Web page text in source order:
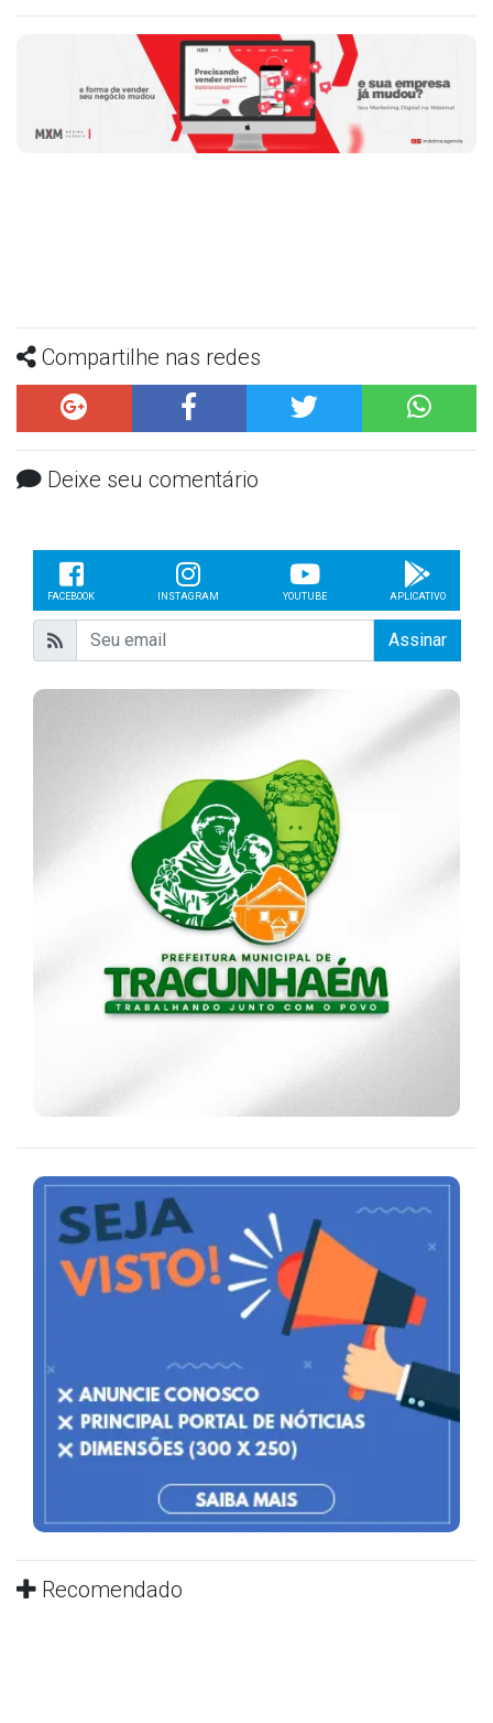
Compartilhe nas redes
Deixe seu comentário
FACEBOOK INSTAGRAM YOUTUBE APLICATIVO
Assinar
Recomendado